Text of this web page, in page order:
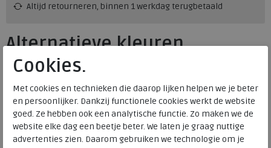
Altijd retourneren, binnen 1 werkdag terugbetaald
Alternatieve kleuren
Cookies.
Met cookies en technieken die daarop lijken helpen we je beter
en persoonlijker. Dankzij functionele cookies werkt de website
goed. Ze hebben ook een analytische functie. Zo maken we de
website elke dag een beetje beter. We laten je graag nuttige
advertenties zien. Daarom gebruiken we technologie om je